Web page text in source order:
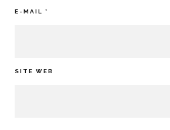
E-MAIL *
SITE WEB